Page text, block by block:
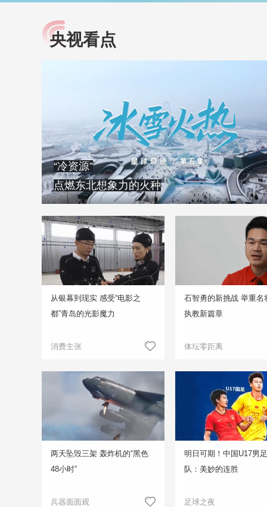
小央视频
央视网原创视频子品牌，
提高全民健康素养水
康》，向所有人分享
知识！
央视看点
“冷资源”
点燃东北想象力的火种
从银幕到现实 感受“电影之
都”青岛的光影魔力
消费主张
石智勇的新挑战 举重名
执教新篇章
体坛零距离
两天坠毁三架 轰炸机的“黑色
48小时”
兵器面面观
明日可期！中国U17男
队：美妙的连胜
足球之夜